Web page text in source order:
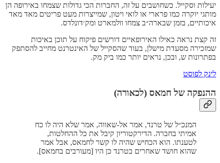
יעילות וסקייל. כשחושבים על זה, החברות הכי גדולות שצמחו באירופה הן
מותגי יוקרה כמו פרארי או לואי ויטון, שמייצרות מעט פריטים מאד מאד
איכותיים, בזמן שבארה״ב צמחו וולמארט ומק׳דונלדס.
זה קצת נראה כאילו האירופאיים דורשים פיקוח על תוכן באיכות
שמזכירה מסעדת מישלן, בעוד שהסקייל של האינטרנט מחייב להסתפק
בפתרונות ש, ובכן, נראים יותר כמו ביק מק.
לינק לפוסט
ההנפקה של חמאס (לכאורה)
המנכ״ל של טרנד, אמר אל-שאווה, אמר שלא היה לו כח
אמיתי בחברה. הדירקטוריון קיבל את כל ההחלטות,
לטענתו. הוא הכחיש שהיה לו קשר לחמאס, אבל אמר
שהוא חושד שאחרים בטרנד כן היו [מעורבים בחמאס].